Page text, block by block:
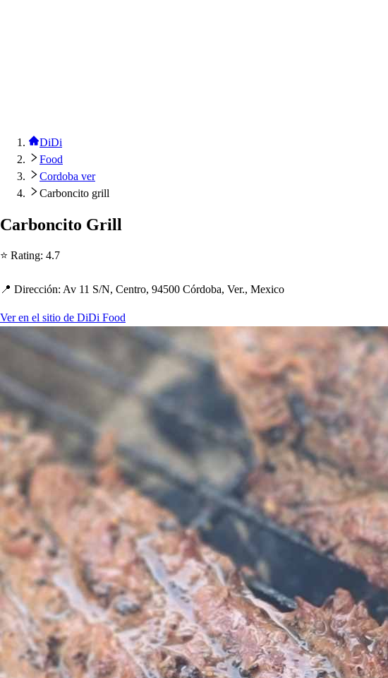
DiDi
Food
Cordoba ver
Carboncito grill
Carboncito Grill
⭐ Rating: 4.7
📍 Dirección: Av 11 S/N, Centro, 94500 Córdoba, Ver., Mexico
Ver en el sitio de DiDi Food